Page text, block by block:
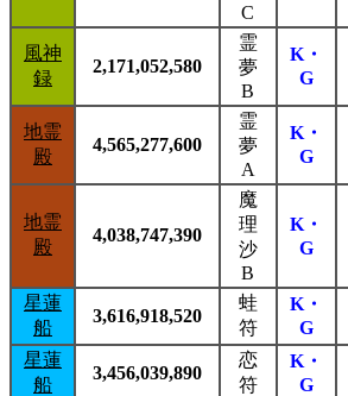
C
風神
録
2,171,052,580
霊
夢
B
K・
G
地霊
殿
4,565,277,600
霊
夢
A
K・
G
地霊
殿
4,038,747,390
魔
理
沙
B
K・
G
星蓮
船
3,616,918,520
蛙
符
K・
G
星蓮
船
3,456,039,890
恋
符
K・
G